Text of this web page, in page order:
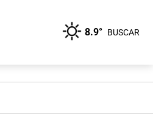
8.9° BUSCAR